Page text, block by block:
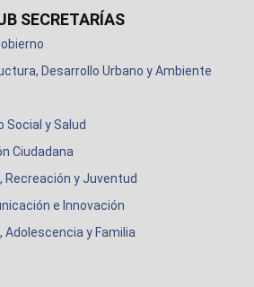
SECRETARÍAS
Desarrollo Urbano y Ambiente
Social y Salud
Ciudadana
y Juventud
e Innovación
y Familia